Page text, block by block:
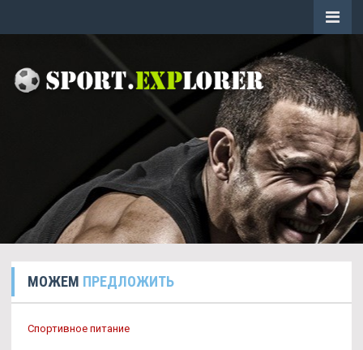
МОЖЕМ ПРЕДЛОЖИТЬ
Спортивное питание